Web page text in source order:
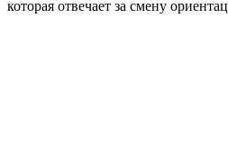
которая отвечает за смену